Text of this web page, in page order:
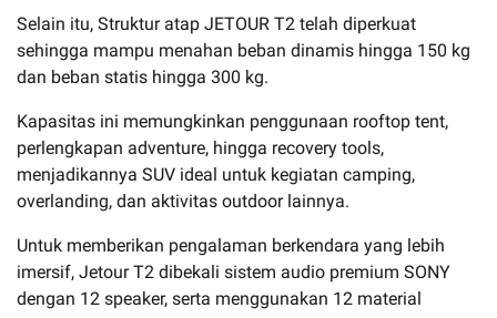
Selain itu, Struktur atap JETOUR T2 telah diperkuat
sehingga mampu menahan beban dinamis hingga 150 kg
dan beban statis hingga 300 kg.
Kapasitas ini memungkinkan penggunaan rooftop tent,
perlengkapan adventure, hingga recovery tools,
menjadikannya SUV ideal untuk kegiatan camping,
overlanding, dan aktivitas outdoor lainnya.
Untuk memberikan pengalaman berkendara yang lebih
imersif, Jetour T2 dibekali sistem audio premium SONY
dengan 12 speaker, serta menggunakan 12 material